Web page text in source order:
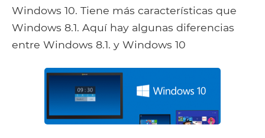
Windows 10. Tiene más características que
Windows 8.1. Aquí hay algunas diferencias
entre Windows 8.1. y Windows 10